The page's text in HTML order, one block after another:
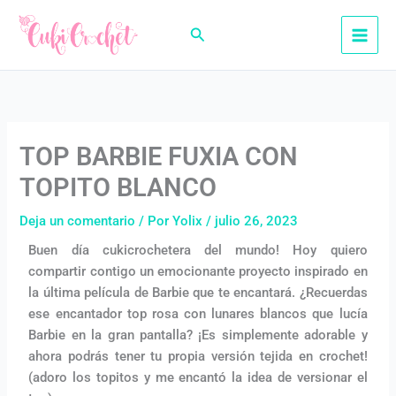
contenido
Buscar
TOP BARBIE FUXIA CON
TOPITO BLANCO
Deja un comentario / PorYolix/ julio 26, 2023
Buen día cukicrochetera del mundo! Hoy quiero
compartir contigo un emocionante proyecto inspirado en
la última película de Barbie que te encantará. ¿Recuerdas
ese encantador top rosa con lunares blancos que lucía
Barbie en la gran pantalla? ¡Es simplemente adorable y
ahora podrás tener tu propia versión tejida en crochet!
(adoro los topitos y me encantó la idea de versionar el